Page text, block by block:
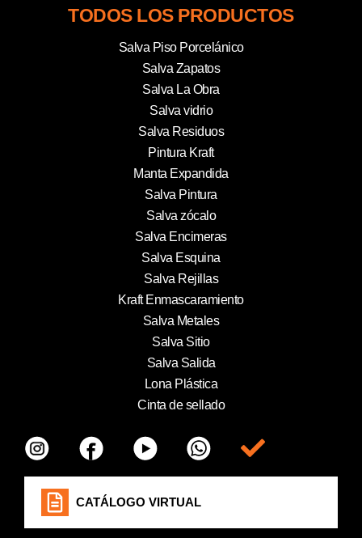
TODOS LOS PRODUCTOS
Salva Piso Porcelánico
Salva Zapatos
Salva La Obra
Salva vidrio
Salva Residuos
Pintura Kraft
Manta Expandida
Salva Pintura
Salva zócalo
Salva Encimeras
Salva Esquina
Salva Rejillas
Kraft Enmascaramiento
Salva Metales
Salva Sitio
Salva Salida
Lona Plástica
Cinta de sellado
CATÁLOGO VIRTUAL